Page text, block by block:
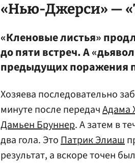
«Нью-Джерси» —
«Кленовые листья»
до пяти встреч. А
предыдущих поражения
Хозяева последовательно
минуте после передачАдама
Дамьен Бруннер. А затем в
два гола. ЭтоПатрик Элиаш
результат, а вскоре точен